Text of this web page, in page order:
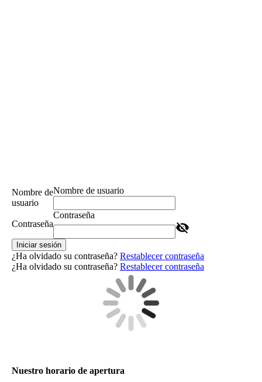
Nombre de
usuario
Nombre de usuario
Contraseña
Contraseña
Iniciar sesión
¿Ha olvidado su contraseña? Restablecer contraseña
¿Ha olvidado su contraseña? Restablecer contraseña
Nuestro horario de apertura